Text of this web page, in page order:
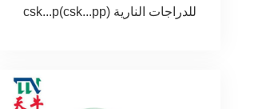
csk...p(csk...pp) للدراجات النارية